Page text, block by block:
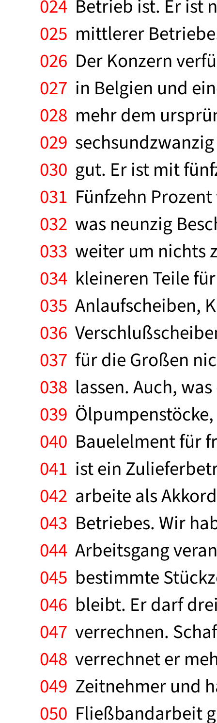
024 Betrieb ist. Er ist
025 mittlerer
026 Der Konzern
027 in Belgien und
028 mehr dem
029
030 gut. Er ist mit
031 Fünfzehn
032 was neunzig
033 weiter um nichts
034 kleineren Teile
035 Anlaufscheiben,
036
037 für die Großen
038 lassen. Auch,
039
040 Bauelelment für
041 ist ein
042 arbeite als
043 Betriebes. Wir
044 Arbeitsgang
045 bestimmte
046 bleibt. Er darf
047 verrechnen.
048 verrechnet er
049 Zeitnehmer und
050 Fließbandarbeit